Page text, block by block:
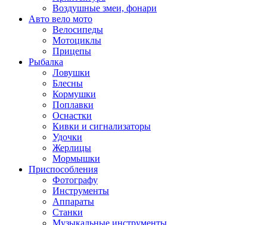
Воздушные змеи, фонари
Авто вело мото
Велосипеды
Мотоциклы
Прицепы
Рыбалка
Ловушки
Блесны
Кормушки
Поплавки
Оснастки
Кивки и сигнализаторы
Удочки
Жерлицы
Мормышки
Приспособления
Фотографу
Инструменты
Аппараты
Станки
Музыкальные инструменты